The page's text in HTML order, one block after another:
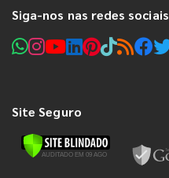
Siga-nos nas redes sociais
Site Seguro